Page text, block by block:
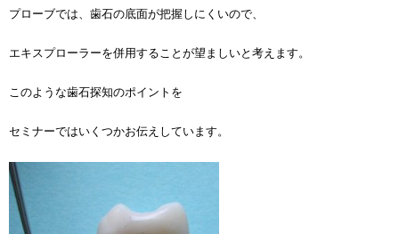
プローブでは、歯石の底面が把握しにくいので、
エキスプローラーを併用することが望ましいと考えます。
このような歯石探知のポイントを
セミナーではいくつかお伝えしています。